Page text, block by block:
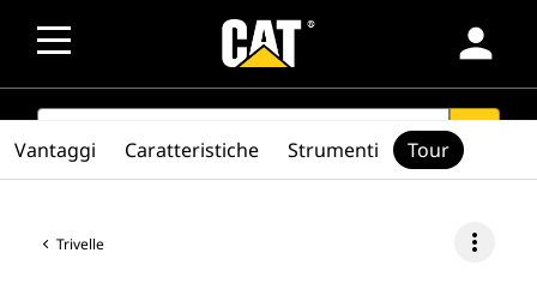
person
SEARCH search
Trivelle more_vert
Vantaggi Caratteristiche Strumenti Tour